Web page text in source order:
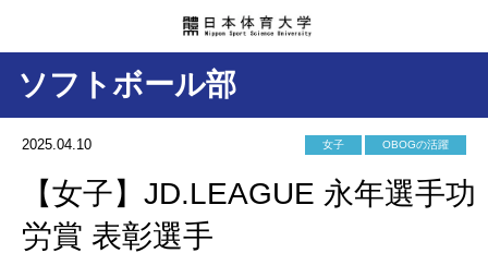
ソフトボール部
2025.04.10 女子 OBOGの活躍
【女子】JD.LEAGUE 永年選手功
労賞 表彰選手